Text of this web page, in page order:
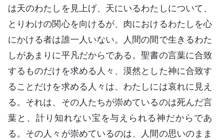
は天のわたしを見上げ、天にいるわたしについて、
とりわけの関心を向けるが、肉におけるわたしを心
にかける者は誰一人いない。人間の間で生きるわた
しがあまりに平凡だからである。聖書の言葉に合致
するものだけを求める人々、漠然とした神に合致す
ることだけを求める人々は、わたしには哀れに見え
る。それは、その人たちが崇めているのは死んだ言
葉と、計り知れない宝を与えられる神だからであ
る。その人々が崇めているのは、人間の思いのまま